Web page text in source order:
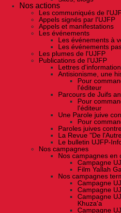
Nos actions
Les communiqués de
Appels signés par l'UJFP
Appels et manifestations
Les événements
Les événements à
Les événements
Les plumes de l'UJFP
Publications de l'UJFP
Lettres
Antisionisme, une
Pour
l'éditeur
Parcours de Juifs
Pour
l'éditeur
Une Parole juive
Pour
Paroles juives
La Revue "De
Le bulletin UJFP-
Nos campagnes
Nos campagnes en
Campagne
Film Yallah
Nos campagnes
Campagne
Campagne
Campagne
Khuza'a
Campagne